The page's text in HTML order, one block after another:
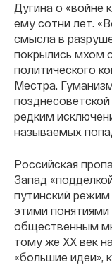
Дугина о «войне
ему сотни лет.
смысла в
покрылись мхом
политического
Местра.
редким
называемых
Российская
Запад
путинский
этими
общественным
тому же ХХ век
«большие идеи»,